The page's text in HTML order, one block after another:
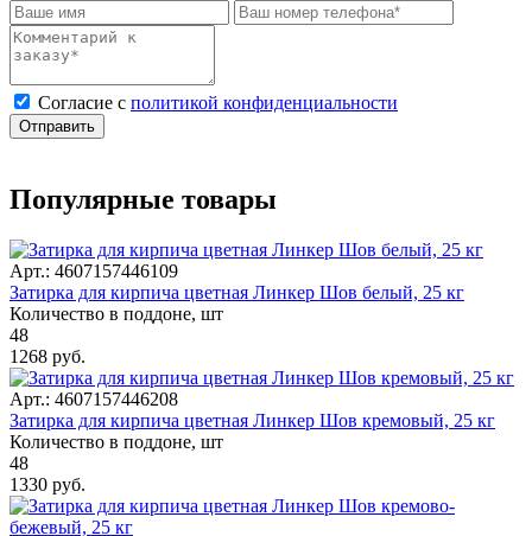
Cогласие с политикой конфиденциальности
Отправить
Популярные товары
Арт.: 4607157446109
Затирка для кирпича цветная Линкер Шов белый, 25 кг
Количество в поддоне, шт
48
1268 руб.
Арт.: 4607157446208
Затирка для кирпича цветная Линкер Шов кремовый, 25 кг
Количество в поддоне, шт
48
1330 руб.